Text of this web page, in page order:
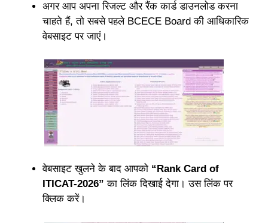
अगर आप अपना रिजल्ट और रैंक कार्ड डाउनलोड करना
चाहते हैं, तो सबसे पहले BCECE Board की आधिकारिक
वेबसाइट पर जाएं।
वेबसाइट खुलने के बाद आपको “Rank Card of
ITICAT-2026” का लिंक दिखाई देगा। उस लिंक पर
क्लिक करें।